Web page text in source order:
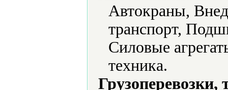
Автокраны,
транспорт,
Силовые
техника.